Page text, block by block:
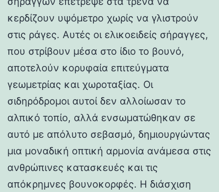
κερδίζουν υψόμετρο χωρίς να γλιστρούν
στις ράγες. Αυτές οι ελικοειδείς σήραγγες,
που στρίβουν μέσα στο ίδιο το βουνό,
αποτελούν κορυφαία επιτεύγματα
γεωμετρίας και χωροταξίας. Οι
σιδηρόδρομοι αυτοί δεν αλλοίωσαν το
αλπικό τοπίο, αλλά ενσωματώθηκαν σε
αυτό με απόλυτο σεβασμό, δημιουργώντας
μια μοναδική οπτική αρμονία ανάμεσα στις
ανθρώπινες κατασκευές και τις
απόκρημνες βουνοκορφές. Η διάσχιση